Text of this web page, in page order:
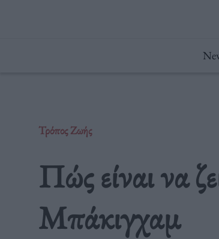
Τρόπος Ζωής
Πώς είναι να
Μπάκιγχαμ